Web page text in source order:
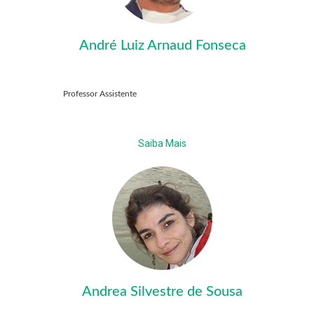
André Luiz Arnaud Fonseca
Professor Assistente
Saiba Mais
Andrea Silvestre de Sousa